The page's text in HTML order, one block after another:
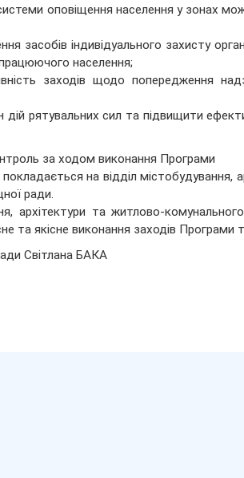
оповіщення населення у зонах
засобів індивідуального захисту
населення;
заходів щодо попередження
дій рятувальних сил та підвищити
за ходом виконання Програми
на відділ містобудування,
ради.
архітектури та житлово-
та якісне виконання заходів Програми
Світлана БАКА